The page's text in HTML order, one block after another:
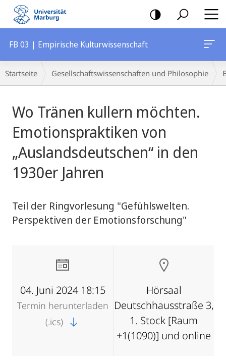
Mobile-
Navigation
FB 03 | Empirische Kulturwissenschaft
Breadcrumb-
Navigation
Startseite Gesellschaftswissenschaften und Philosophie
Wo Tränen kullern möchten.
Emotionspraktiken von
„Auslandsdeutschen“ in den
1930er Jahren
Teil der Ringvorlesung "Gefühlswelten.
Perspektiven der Emotionsforschung"
04. Juni 2024 18:15
Termin herunterladen
(.ics)
Hörsaal
Deutschhausstraße 3,
1. Stock [Raum
+1(1090)] und online